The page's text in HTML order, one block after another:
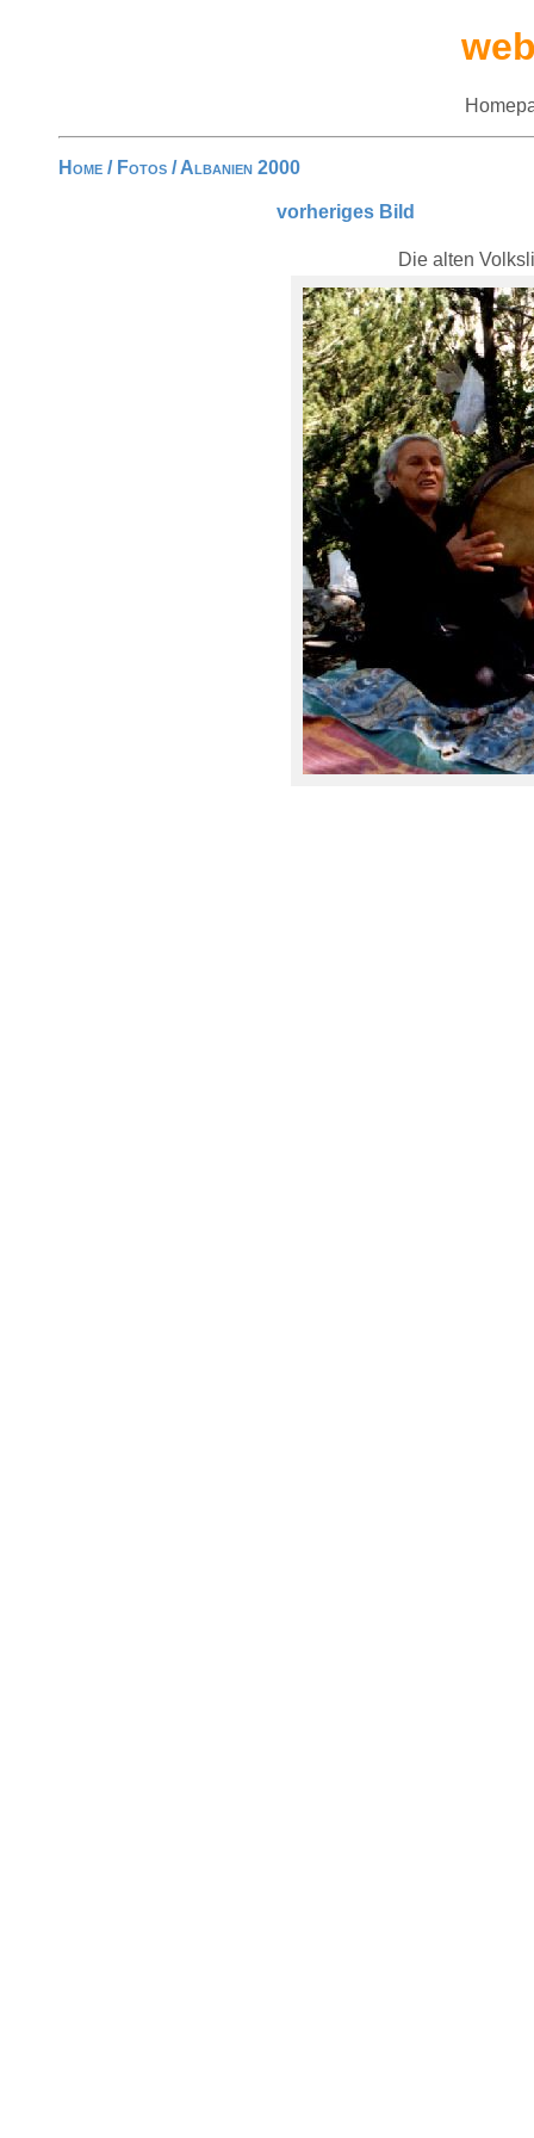
Home / Fotos /Albanien 2000
vorheriges Bild
Die alten